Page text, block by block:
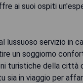
ai suoi ospiti
lussuoso servizio in
un soggiorno
turistiche della città
sia in viaggio per